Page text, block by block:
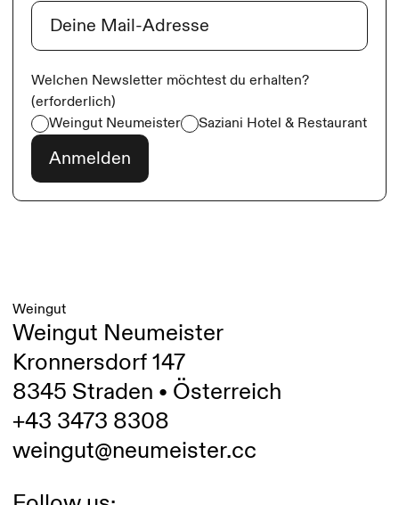
E-Mail
Welchen Newsletter möchtest du erhalten?
(erforderlich)
Weingut Neumeister
Saziani Hotel & Restaurant
Weingut
Weingut Neumeister
Kronnersdorf 147
8345 Straden • Österreich
+43 3473 8308
weingut@neumeister.cc